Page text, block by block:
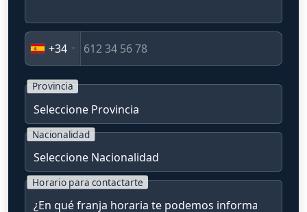
+34
Provincia
Nacionalidad
Horario para contactarte